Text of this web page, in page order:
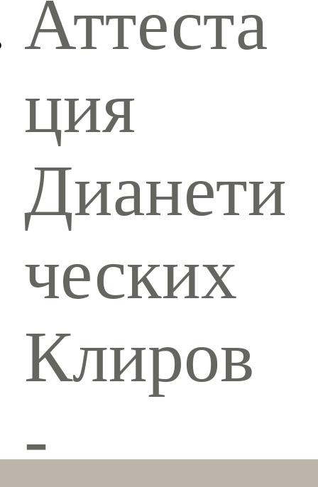
Аттеста
ция
Дианети
ческих
Клиров
-